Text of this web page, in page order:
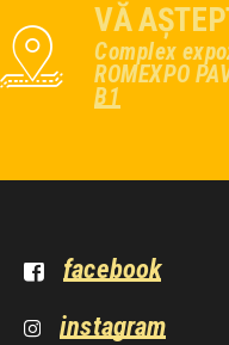
VĂ
Complex
ROMEXPO
B1
facebook
instagram